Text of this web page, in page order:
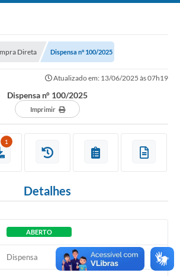
(PAC)
Online
Direta Dispensa n° 100/2025
Atualizado em: 13/06/2025 às 07h19
Dispensa n° 100/2025
Imprimir
1
Detalhes
ABERTO
Dispensa